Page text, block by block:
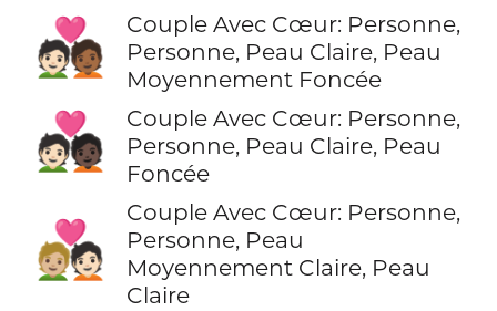
🧑🏻‍❤️‍🧑🏾
Couple Avec Cœur: Personne,
Personne, Peau Claire, Peau
Moyennement Foncée
🧑🏻‍❤️‍🧑🏿
Couple Avec Cœur: Personne,
Personne, Peau Claire, Peau
Foncée
🧑🏼‍❤️‍🧑🏻
Couple Avec Cœur: Personne,
Personne, Peau
Moyennement Claire, Peau
Claire